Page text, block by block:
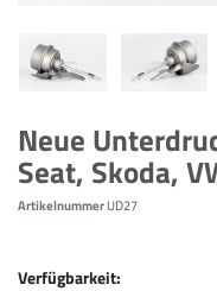
Neue
Seat, Skoda,
ArtikelnummerUD27
Verfügbarkeit: